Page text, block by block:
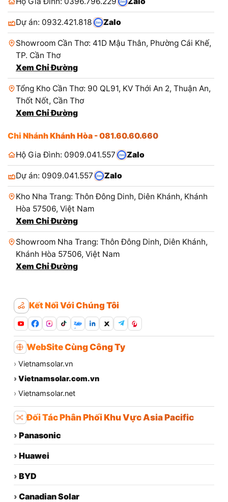
Dự án: 0932.421.818 Zalo
Showroom Cần Thơ: 41D Mậu Thân, Phường Cái Khế,
TP. Cần Thơ
Xem Chỉ Đường
Tổng Kho Cần Thơ: 90 QL91, KV Thới An 2, Thuận An,
Thốt Nốt, Cần Thơ
Xem Chỉ Đường
Chi Nhánh Khánh Hòa - 081.60.60.660
Hộ Gia Đình: 0909.041.557
Zalo
Dự án: 0909.041.557 Zalo
Kho Nha Trang: Thôn Đông Dinh, Diên Khánh, Khánh
Hòa 57506, Việt Nam
Xem Chỉ Đường
Showroom Nha Trang: Thôn Đông Dinh, Diên Khánh,
Khánh Hòa 57506, Việt Nam
Xem Chỉ Đường
Kết Nối Với Chúng Tôi
Zalo
WebSite Cùng Công Ty
› Vietnamsolar.vn
› Vietnamsolar.com.vn
› Vietnamsolar.net
Đối Tác Phân Phối Khu Vực Asia Pacific
› Panasonic
› Huawei
› BYD
› Canadian Solar